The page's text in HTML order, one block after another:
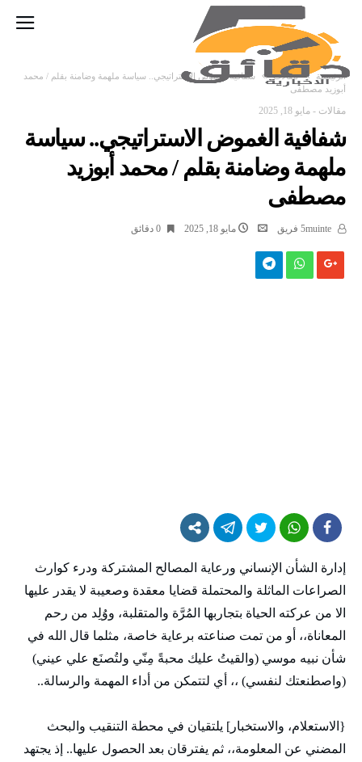
‫الرئيسية‬ مقالات
شفافية الغموض الاستراتيجي.. سياسة ملهمة وضامنة بقلم / محمد
أبوزيد مصطفى
مقالات - مايو 18, 2025
شفافية الغموض الاستراتيجي.. سياسة
ملهمة وضامنة بقلم / محمد أبوزيد
مصطفى
مايو 18, 2025 0 ‫دقائق‬
إدارة الشأن الإنساني ورعاية المصالح المشتركة ودرء كوارث
الصراعات الماثلة والمحتملة قضايا معقدة وصعيبة لا يقدر عليها
الا من عركته الحياة بتجاربها المُرَّة والمتقلبة، ووُلِد من رحم
المعاناة،، أو من تمت صناعته برعاية خاصة، مثلما قال الله في
شأن نبيه موسي (والقيتُ عليك محبةً مِنّي ولتُصنَع علي عيني)
(واصطنعتك لنفسي) ،، أي لتتمكن من أداء المهمة والرسالة..
{الاستعلام، والاستخبار] يلتقيان في محطة التنقيب والبحث
المضني عن المعلومة،، ثم يفترقان بعد الحصول عليها.. إذ يجتهد